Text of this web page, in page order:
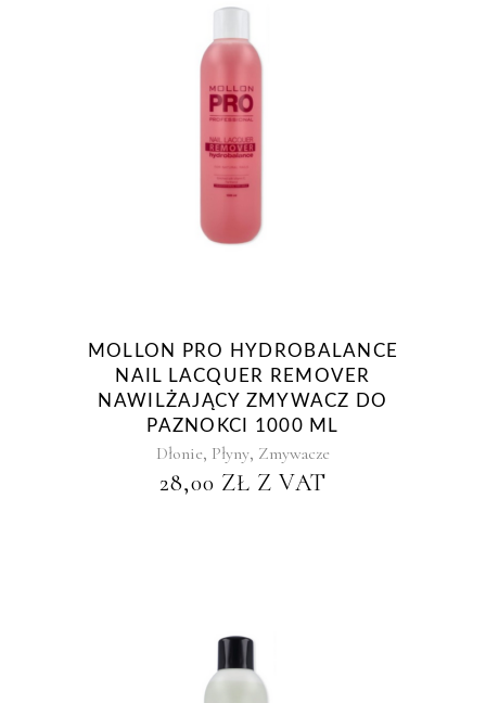
MOLLON PRO HYDROBALANCE
NAIL LACQUER REMOVER
NAWILŻAJĄCY ZMYWACZ DO
PAZNOKCI 1000 ML
Dłonie, Płyny, Zmywacze
28,00 ZŁ Z VAT